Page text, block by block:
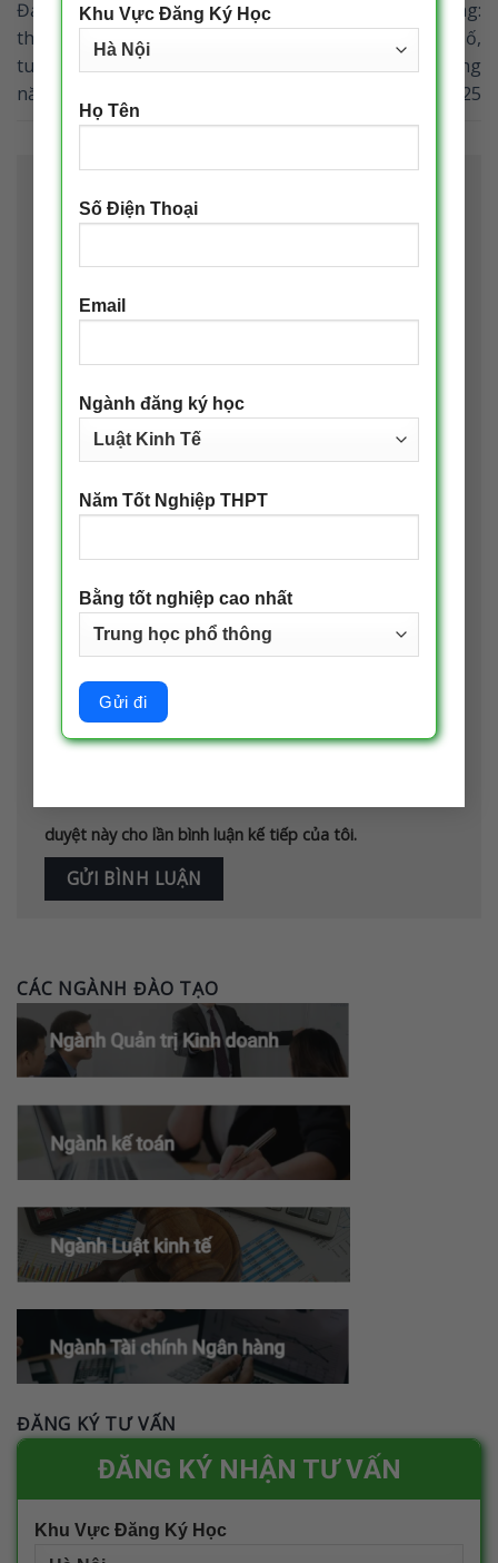
Khu Vực Đăng Ký Học
Họ Tên
Số Điện Thoại
Email
Ngành đăng ký học
Năm Tốt Nghiệp THPT
Bằng tốt nghiệp cao nhất
Đại học Kinh tế Quốc dân
tham dự Ngày hội Tư vấn
tuyển sinh – Hướng nghiệp
năm 2025 tại Hải Phòng
GS.TS Phạm Hồng Chương:
Đẩy mạnh chuyển đổi số,
ứng dụng công nghệ thông
tin trong bối cảnh mới 2025
Email của bạn sẽ không được hiển thị công khai.
Bình luận *
Email*
Trang web
duyệt này cho lần bình luận kế tiếp của tôi.
CÁC NGÀNH ĐÀO TẠO
ĐĂNG KÝ TƯ VẤN
ĐĂNG KÝ NHẬN TƯ VẤN
Khu Vực Đăng Ký Học